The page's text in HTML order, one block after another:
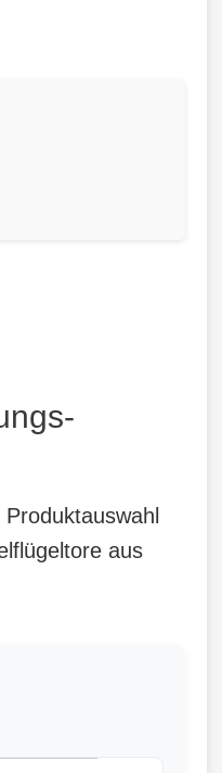
aus